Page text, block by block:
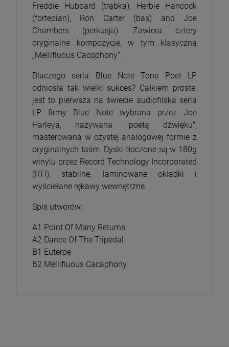
Freddie Hubbard (trąbka), Herbie Hancock
(fortepian), Ron Carter (bas) and Joe
Chambers (perkusja). Zawiera cztery
oryginalne kompozycje, w tym klasyczną
„Mellifluous Cacophony”.
Dlaczego seria Blue Note Tone Poet LP
odniosła tak wielki sukces? Całkiem proste:
jest to pierwsza na świecie audiofilska seria
LP firmy Blue Note wybrana przez Joe
Harleya, nazywana "poetą dźwięku",
masterowana w czystej analogowej formie z
oryginalnych taśm. Dyski tłoczone są w 180g
winylu przez Record Technology Incorporated
(RTI), stabilne, laminowane okładki i
wyściełane rękawy wewnętrzne.
Spis utworów:
A1 Point Of Many Returns
A2 Dance Of The Tripedal
B1 Euterpe
B2 Mellifluous Cacaphony